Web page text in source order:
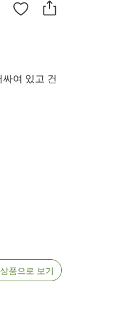
여 있고 건
품으로 보기